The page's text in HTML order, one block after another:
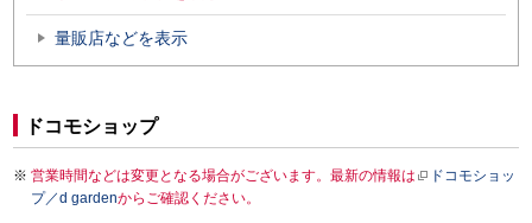
量販店などを表示
ドコモショップ
営業時間などは変更となる場合がございます。最新の情報は
ドコモショッ
プ／d gardenからご確認ください。